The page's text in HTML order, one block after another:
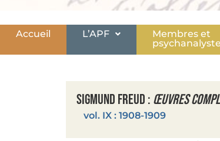
Accueil L’APF
Membres et
Sigmund Freud : Œuvres
vol. IX : 1908-1909